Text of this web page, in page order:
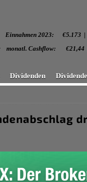
Einnahmen 2023:
monatl.
Dividenden